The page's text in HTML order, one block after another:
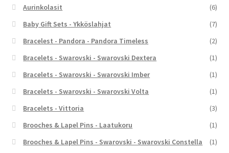
Aurinkolasit
(6)
Baby Gift Sets - Ykköslahjat
(7)
Bracelest - Pandora - Pandora Timeless
(2)
Bracelets - Swarovski - Swarovski Dextera
(1)
Bracelets - Swarovski - Swarovski Imber
(1)
Bracelets - Swarovski - Swarovski Volta
(1)
Bracelets - Vittoria
(3)
Brooches & Lapel Pins - Laatukoru
(1)
Brooches & Lapel Pins - Swarovski - Swarovski Constella
(1)